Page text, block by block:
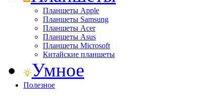
Планшеты Apple
Планшеты Samsung
Планшеты Acer
Планшеты Asus
Планшеты Microsoft
Китайские планшеты
Умное
Полезное